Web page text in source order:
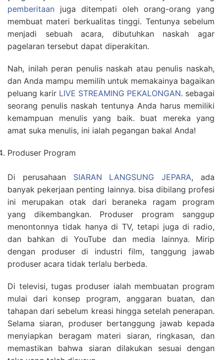
pemberitaan juga ditempati oleh orang-orang yang
membuat materi berkualitas tinggi. Tentunya sebelum
menjadi sebuah acara, dibutuhkan naskah agar
pagelaran tersebut dapat diperakitan.
Nah, inilah peran penulis naskah atau penulis naskah,
dan Anda mampu memilih untuk memakainya bagaikan
peluang karir LIVE STREAMING PEKALONGAN. sebagai
seorang penulis naskah tentunya Anda harus memiliki
kemampuan menulis yang baik. buat mereka yang
amat suka menulis, ini ialah pegangan bakal Anda!
Produser Program
Di perusahaan SIARAN LANGSUNG JEPARA, ada
banyak pekerjaan penting lainnya. bisa dibilang profesi
ini merupakan otak dari beraneka ragam program
yang dikembangkan. Produser program sanggup
menontonnya tidak hanya di TV, tetapi juga di radio,
dan bahkan di YouTube dan media lainnya. Mirip
dengan produser di industri film, tanggung jawab
produser acara tidak terlalu berbeda.
Di televisi, tugas produser ialah membuatan program
mulai dari konsep program, anggaran buatan, dan
tahapan dari sebelum kreasi hingga setelah penerapan.
Selama siaran, produser bertanggung jawab kepada
menyiapkan beragam materi siaran, ringkasan, dan
memastikan bahwa siaran dilakukan sesuai dengan